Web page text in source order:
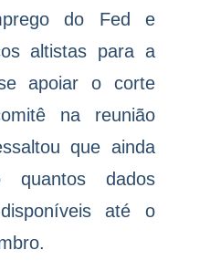
do Fed e
altistas para a
apoiar o corte
na reunião
que ainda
dados
até o